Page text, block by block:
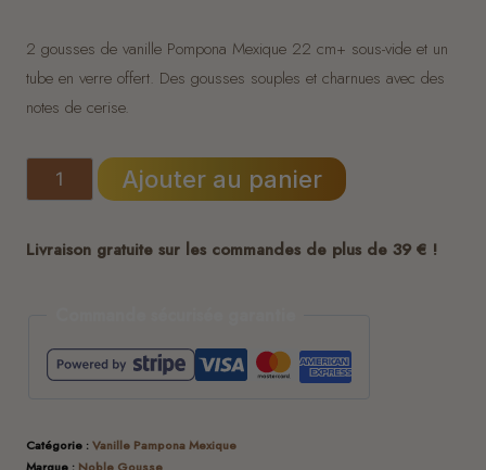
2 gousses de vanille Pompona Mexique 22 cm+ sous-vide et un
tube en verre offert. Des gousses souples et charnues avec des
notes de cerise.
quantité
de
2
Ajouter au panier
Livraison gratuite sur les commandes de plus de 39 € !
Catégorie :Vanille Pampona Mexique